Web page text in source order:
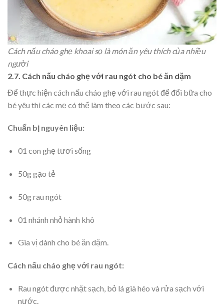
Cách nấu cháo ghẹ khoai sọ là món ăn yêu thích của nhiều
người
2.7. Cách nấu cháo ghẹ với rau ngót cho bé ăn dặm
Để thực hiện cách nấu cháo ghẹ với rau ngót để đổi bữa cho
bé yêu thì các mẹ có thể làm theo các bước sau:
Chuẩn bị nguyên liệu:
01 con ghẹ tươi sống
50g gạo tẻ
50g rau ngót
01 nhánh nhỏ hành khô
Gia vị dành cho bé ăn dặm.
Cách nấu cháo ghẹ với rau ngót:
Rau ngót được nhặt sạch, bỏ lá già héo và rửa sạch với
nước.